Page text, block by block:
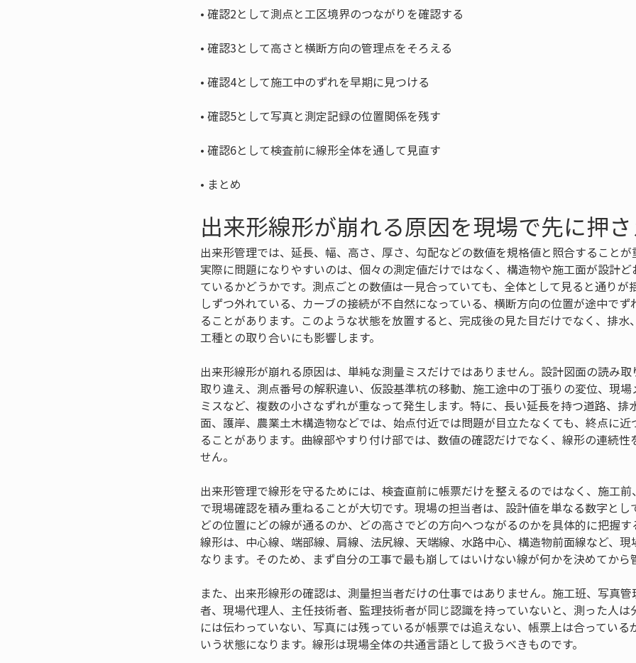
•
•
•
•
•
• まとめ
出来形線形が崩れる原因を現場で先に押
出来形管理では、延長、幅、高さ、厚さ、勾配などの数値を規格値と照合すること
実際に問題になりやすいのは、個々の測定値だけではなく、構造物や施工面が設計
ているかどうかです。測点ごとの数値は一見合っていても、全体として見ると通りが
しずつ外れている、カーブの接続が不自然になっている、横断方向の位置が途中で
ることがあります。このような状態を放置すると、完成後の見た目だけでなく、排
工種との取り合いにも影響します。
出来形線形が崩れる原因は、単純な測量ミスだけではありません。設計図面の読み
取り違え、測点番号の解釈違い、仮設基準杭の移動、施工途中の丁張りの変位、現
ミスなど、複数の小さなずれが重なって発生します。特に、長い延長を持つ道路、排
面、護岸、農業土木構造物などでは、始点付近では問題が目立たなくても、終点に
ることがあります。曲線部やすり付け部では、数値の確認だけでなく、線形の連続
せん。
出来形管理で線形を守るためには、検査直前に帳票だけを整えるのではなく、施工
で現場確認を積み重ねることが大切です。現場の担当者は、設計値を単なる数字と
どの位置にどの線が通るのか、どの高さでどの方向へつながるのかを具体的に把握
線形は、中心線、端部線、肩線、法尻線、天端線、水路中心、構造物前面線など、
なります。そのため、まず自分の工事で最も崩してはいけない線が何かを決めてから
また、出来形線形の確認は、測量担当者だけの仕事ではありません。施工班、写真
者、現場代理人、主任技術者、監理技術者が同じ認識を持っていないと、測った人
には伝わっていない、写真には残っているが帳票では追えない、帳票上は合ってい
いう状態になります。線形は現場全体の共通言語として扱うべきものです。